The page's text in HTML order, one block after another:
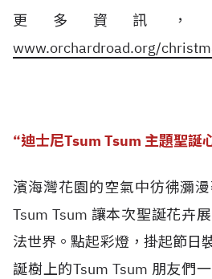
更多資訊，
www.orchardroad.org/
“迪士尼Tsum Tsum 主題聖誕
濱海灣花園的空氣中彷彿瀰
Tsum Tsum 讓本次聖誕花卉
法世界。點起彩燈，掛起節日
誕樹上的Tsum Tsum 朋友們